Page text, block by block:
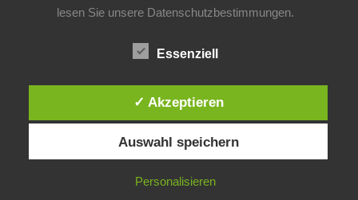
lesen Sie unsere Datenschutzbestimmungen.
Essenziell
✓ Akzeptieren
Auswahl speichern
Personalisieren